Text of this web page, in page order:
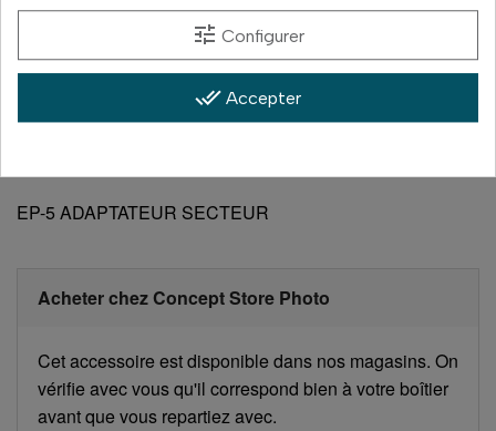
Livraison rapide
Paiement 3x sans frais
EP-5 ADAPTATEUR SECTEUR
Acheter chez Concept Store Photo
Cet accessoire est disponible dans nos magasins. On
vérifie avec vous qu'il correspond bien à votre boîtier
avant que vous repartiez avec.
tune Configurer
done_all Accepter